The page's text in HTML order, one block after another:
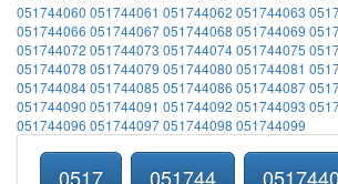
051744060 051744061 051744062 051744063
051744066 051744067051744068 051744069
051744072 051744073 051744074051744075
051744078 051744079 051744080 051744081
051744084051744085 051744086 051744087
051744090 051744091 051744092 051744093
051744096 051744097051744098 051744099
0517 051744 0517440